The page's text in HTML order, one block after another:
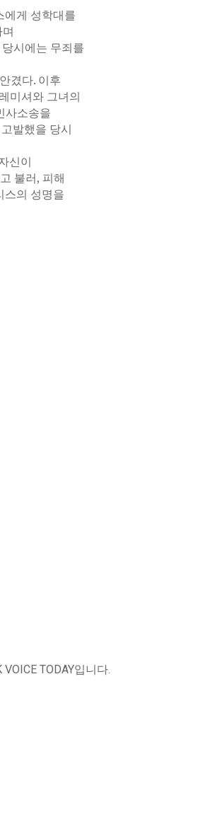
에게 성학대를
시에는 무죄를
겼다. 이후
미셔와 그녀의
사소송을
발했을 당시
신이
불러, 피해
스의 성명을
TODAY입니다.